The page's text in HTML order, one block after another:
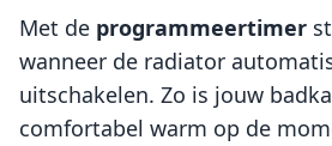
Met de programmeertimer
wanneer de radiator
uitschakelen. Zo is jouw
comfortabel warm op de